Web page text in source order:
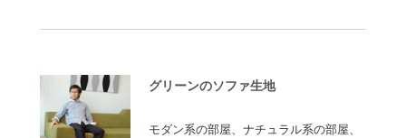
グリーンのソファ生地
モダン系の部屋、ナチュラル系の部屋、